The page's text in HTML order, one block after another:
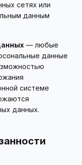
сетях или
данным
— любые
данные
системе
данных.